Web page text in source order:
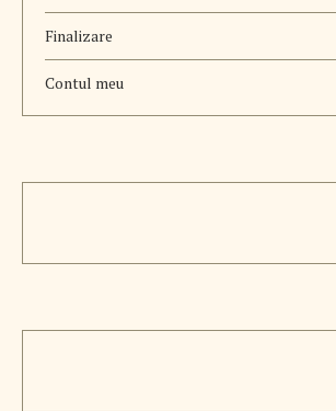
Finalizare
Contul meu